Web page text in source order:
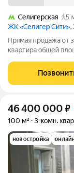
Селигерская
5
ЖК «Селигер Сити»,
Прямая продажа от
квартира общей
Селигер Сити это уютное пространство, где предусмотрена
застройка разной
46 400 000 ₽
100 м² 3-комн.
новостройка